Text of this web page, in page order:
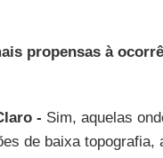
propensas à
- Sim, aquelas
de baixa topografia,